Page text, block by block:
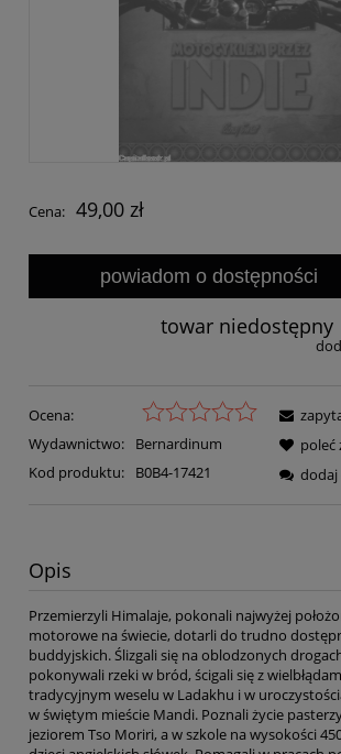
Cena: 49,00 zł
powiadom o dostępności
towar niedostępny
Ocena:
Wydawnictwo:
Bernardinum
Kod produktu:
B0B4-17421
poleć
Opis
Przemierzyli Himalaje, pokonali najwyżej
motorowe na świecie, dotarli do trudno
buddyjskich. Ślizgali się na oblodzonych
pokonywali rzeki w bród, ścigali się z
tradycyjnym weselu w Ladakhu i w
w świętym mieście Mandi. Poznali życie
jeziorem Tso Moriri, a w szkole na wysokości